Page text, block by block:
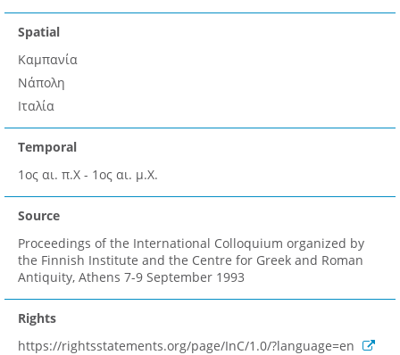
Spatial
Καμπανία
Νάπολη
Ιταλία
Temporal
1ος αι. π.Χ - 1ος αι. μ.Χ.
Source
Proceedings of the International Colloquium organized by
the Finnish Institute and the Centre for Greek and Roman
Antiquity, Athens 7-9 September 1993
Rights
https://rightsstatements.org/page/InC/1.0/?language=en